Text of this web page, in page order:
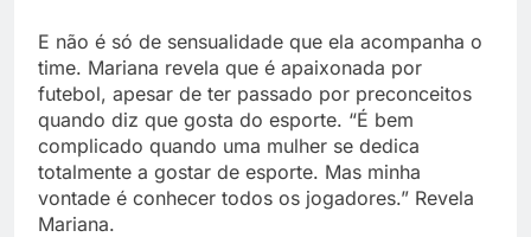
E não é só de sensualidade que ela acompanha o
time. Mariana revela que é apaixonada por
futebol, apesar de ter passado por preconceitos
quando diz que gosta do esporte. “É bem
complicado quando uma mulher se dedica
totalmente a gostar de esporte. Mas minha
vontade é conhecer todos os jogadores.” Revela
Mariana.